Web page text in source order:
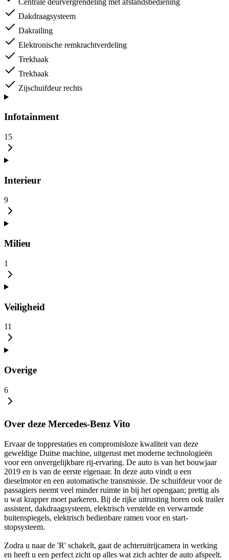
Dakdraagsysteem
Dakrailing
Elektronische remkrachtverdeling
Trekhaak
Trekhaak
Zijschuifdeur rechts
Infotainment
15
Interieur
9
Milieu
1
Veiligheid
11
Overige
6
Over deze Mercedes-Benz Vito
Ervaar de topprestaties en compromisloze kwaliteit van deze
geweldige Duitse machine, uitgerust met moderne technologieën
voor een onvergelijkbare rij-ervaring. De auto is van het bouwjaar
2019 en is van de eerste eigenaar. In deze auto vindt u een
dieselmotor en een automatische transmissie. De schuifdeur voor de
passagiers neemt veel minder ruimte in bij het opengaan; prettig als
u wat krapper moet parkeren. Bij de rijke uitrusting horen ook trailer
assistent, dakdraagsysteem, elektrisch verstelde en verwarmde
buitenspiegels, elektrisch bedienbare ramen voor en start-
stopsysteem.
Zodra u naar de 'R' schakelt, gaat de achteruitrijcamera in werking
en heeft u een perfect zicht op alles wat zich achter de auto afspeelt.